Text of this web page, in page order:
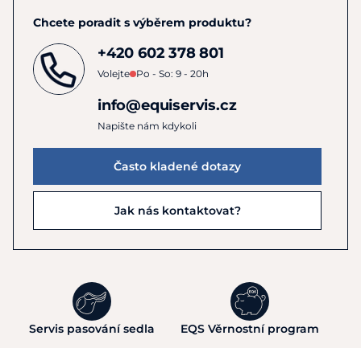
Chcete poradit s výběrem produktu?
+420 602 378 801
Volejte Po - So: 9 - 20h
info@equiservis.cz
Napište nám kdykoli
Často kladené dotazy
Jak nás kontaktovat?
Servis pasování sedla EQS Věrnostní program